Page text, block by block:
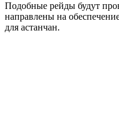
Подобные рейды будут
направлены на
для астанчан.